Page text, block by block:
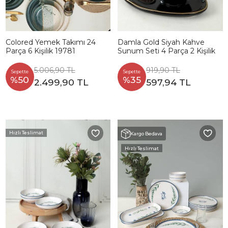
Colored Yemek Takımı 24
Parça 6 Kişilik 19781
Sepette
%50
5.006,90 TL
2.499,90 TL
Damla Gold Siyah Kahve
Sunum Seti 4 Parça 2 Kişilik
Sepette
%35
919,90 TL
597,94 TL
Hızlı Teslimat Kargo Bedava
Hızlı Teslimat